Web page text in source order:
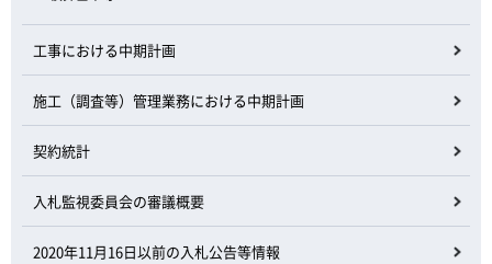
工事における中期計画
施工（調査等）管理業務における中期計画
契約統計
入札監視委員会の審議概要
2020年11月16日以前の入札公告等情報